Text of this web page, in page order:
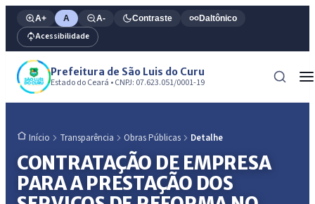
A+ A A- Contraste Daltônico
Acessibilidade
Prefeitura de São Luis do Curu
Estado do Ceará • CNPJ: 07.623.051/0001-19
Início Transparência Obras Públicas Detalhe
CONTRATAÇÃO DE EMPRESA
PARA A PRESTAÇÃO DOS